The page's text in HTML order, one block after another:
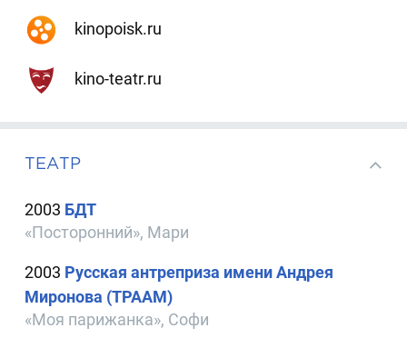
kinopoisk.ru
kino-teatr.ru
ТЕАТР
2003 БДТ
«Посторонний», Мари
2003 Русская антреприза имени Андрея
Миронова (ТРААМ)
«Моя парижанка», Софи